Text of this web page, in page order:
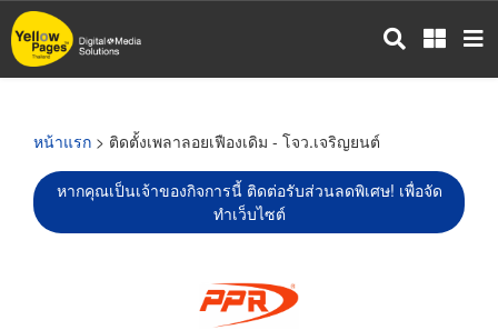
ข้าม
ไป
หน้าแรก > ติดตั้งเพลาลอยเฟืองเดิม - โจว.เจริญยนต์
หากคุณเป็นเจ้าของกิจการนี้ ติดต่อรับส่วนลดพิเศษ! เพื่อจัด
ทำเว็บไซต์